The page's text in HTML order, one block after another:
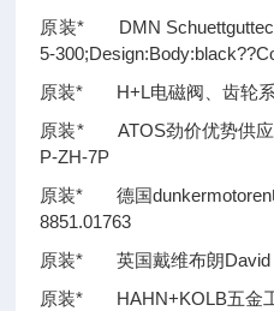
原装* DMN
5-300;Design:Body:black??
原装* H+L电磁阀、齿轮
原装* ATOS劲价优势供
P-ZH-7P
原装* 德国dunkermotoren
8851.01763
原装* 英国戴维布朗David
原装* HAHN+KOLB五金